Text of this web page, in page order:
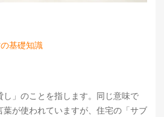
基礎知識
」のことを指します。同じ意味で
葉が使われていますが、住宅の「サブ